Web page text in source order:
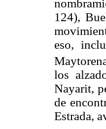
124),
eso,
los
Nayarit,
de
Estrada,